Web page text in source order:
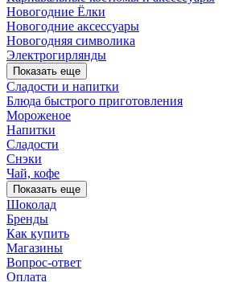
Новогодние Ёлки
Новогодние аксессуары
Новогодняя символика
Электрогирлянды
Показать еще
Сладости и напитки
Блюда быстрого приготовления
Мороженое
Напитки
Сладости
Снэки
Чай, кофе
Показать еще
Шоколад
Бренды
Как купить
Магазины
Вопрос-ответ
Оплата